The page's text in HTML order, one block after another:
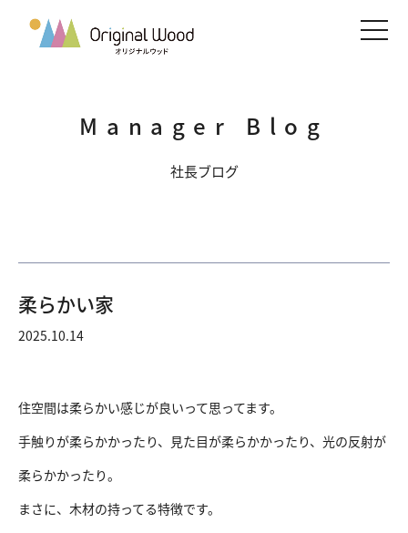
メニ
Manager Blog
社長ブログ
柔らかい家
2025.10.14
住空間は柔らかい感じが良いって思ってます。
手触りが柔らかかったり、見た目が柔らかかったり、光の反射が
柔らかかったり。
まさに、木材の持ってる特徴です。